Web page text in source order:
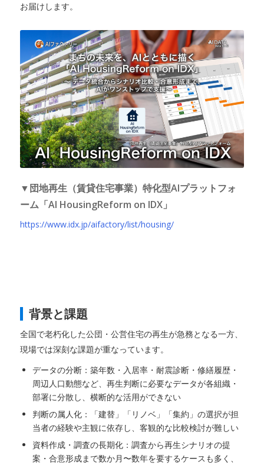
お届けします。
▼団地再生（賃貸住宅事業）特化型AIプラットフォ
ーム「AI HousingReform on IDX」
https://www.idx.jp/aifactory/list/housing/
背景と課題
全国で老朽化した公団・公営住宅の再生が急務となる一方、
現場では深刻な課題が重なっています。
データの分断：築年数・入居率・耐震診断・修繕履歴・
周辺人口動態など、再生判断に必要なデータが各組織・
部署に分散し、横断的な活用ができない
判断の属人化：「建替」「リノベ」「集約」の選択が担
当者の経験や主観に依存し、客観的な比較検討が難しい
資料作成・調査の長期化：調査から再生シナリオの提
案・合意形成まで数か月〜数年を要するケースも多く、